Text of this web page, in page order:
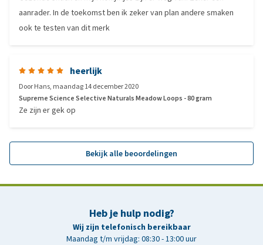
aanrader. In de toekomst ben ik zeker van plan andere smaken
ook te testen van dit merk
heerlijk
DoorHans, maandag 14 december 2020
Supreme Science Selective Naturals Meadow Loops - 80 gram
Ze zijn er gek op
Bekijk alle beoordelingen
Heb je hulp nodig?
Wij zijn telefonisch bereikbaar
Maandag t/m vrijdag: 08:30 - 13:00 uur